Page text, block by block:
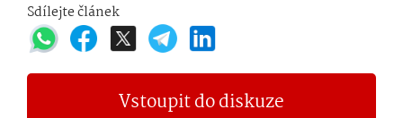
Sdílejte článek
Vstoupit do diskuze